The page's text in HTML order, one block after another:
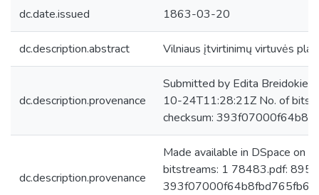
dc.date.issued 1863-03-20
dc.description.abstract Vilniaus įtvirtinimų virtuvės
dc.description.provenance
Submitted by Edita
10-24T11:28:21Z No. of
checksum:
dc.description.provenance
Made available in DSpace on
bitstreams: 1 78483.pdf: